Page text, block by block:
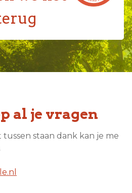
al je vragen
staan dank kan je me